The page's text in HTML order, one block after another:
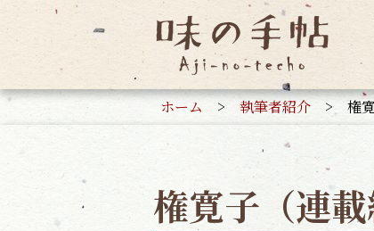
ホーム > 執筆者紹介 > 権
権寛子（連載